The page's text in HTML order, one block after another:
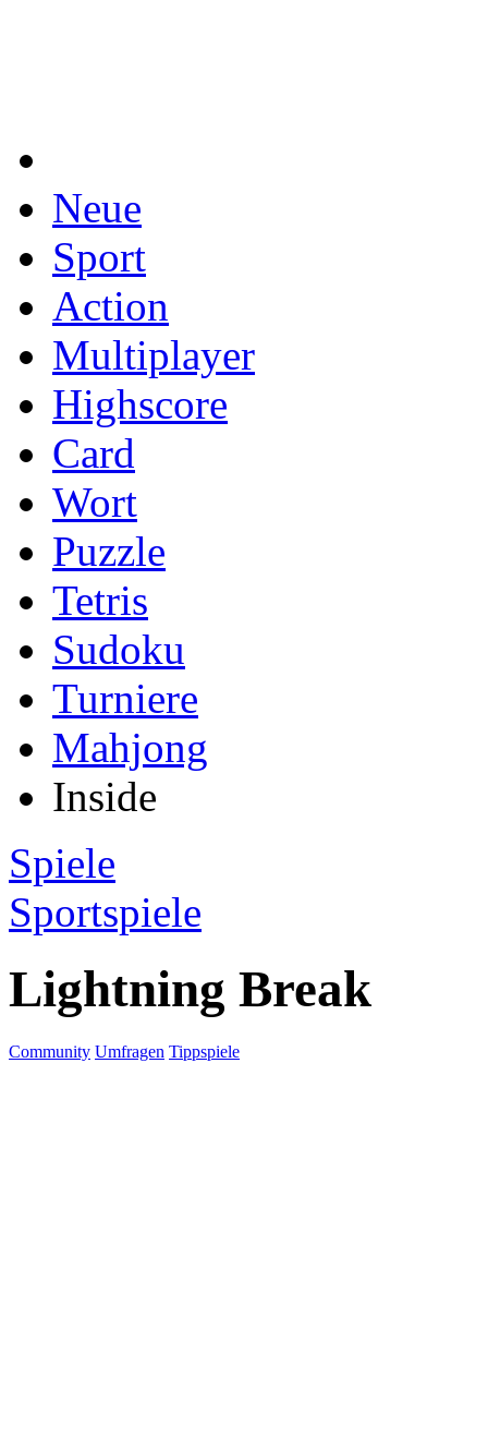
Neue
Sport
Action
Multiplayer
Highscore
Card
Wort
Puzzle
Tetris
Sudoku
Turniere
Mahjong
Inside
Spiele
Sportspiele
Lightning Break
Community Umfragen Tippspiele